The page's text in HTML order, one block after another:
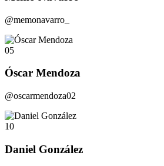
@memonavarro_
05
Óscar Mendoza
@oscarmendoza02
10
Daniel González